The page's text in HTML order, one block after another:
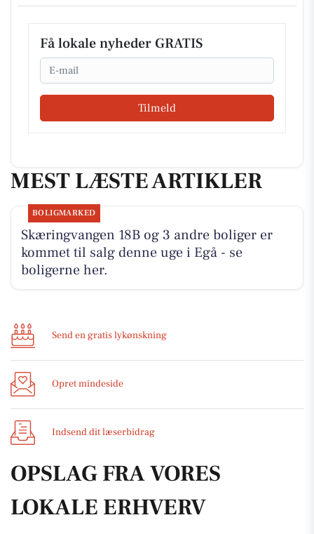
Få lokale nyheder GRATIS
Email
Tilmeld
MEST LÆSTE ARTIKLER
BOLIGMARKED
Skæringvangen 18B og 3 andre boliger er
kommet til salg denne uge i Egå - se
boligerne her.
Send en gratis lykønskning
Opret mindeside
Indsend dit læserbidrag
OPSLAG FRA VORES
LOKALE ERHVERV